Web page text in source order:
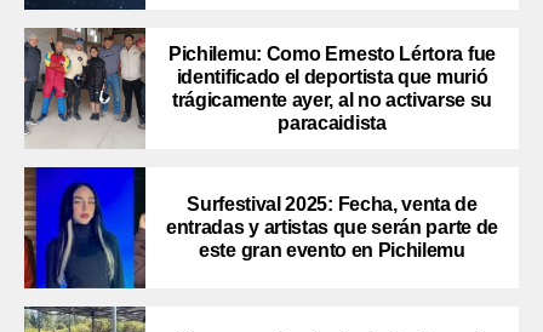
Pichilemu: Como Ernesto Lértora fue
identificado el deportista que murió
trágicamente ayer, al no activarse su
paracaidista
Surfestival 2025: Fecha, venta de
entradas y artistas que serán parte de
este gran evento en Pichilemu